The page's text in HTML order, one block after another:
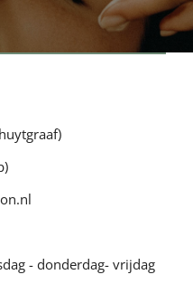
- donderdag- vrijdag